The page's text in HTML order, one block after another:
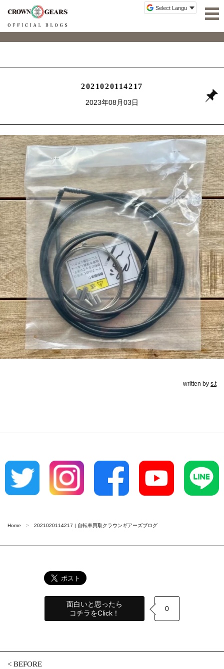
2021020114217
2023年08月03日
written by s.t
Home 2021020114217 | 自転車買取クラウンギアーズブログ
面白いと思ったら
コチラをClick！
0
<BEFORE